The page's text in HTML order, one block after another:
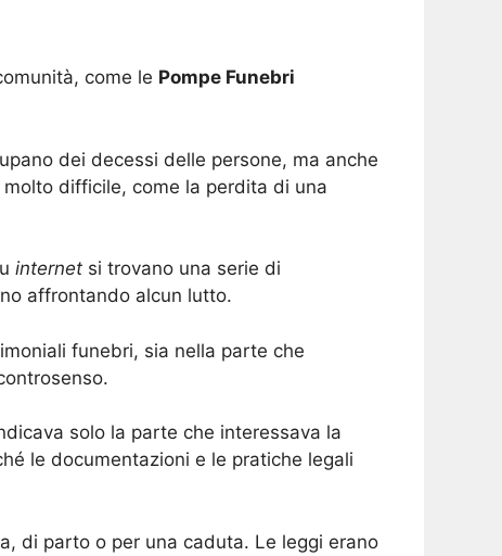
come le Pompe Funebri
dei decessi delle persone, ma anche
difficile, come la perdita di una
internet si trovano una serie di
affrontando alcun lutto.
funebri, sia nella parte che
solo la parte che interessava la
le documentazioni e le pratiche legali
di parto o per una caduta. Le leggi erano